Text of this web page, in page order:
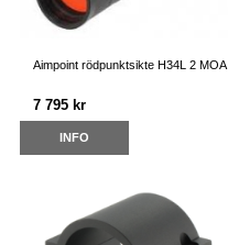
Aimpoint rödpunktsikte H34L 2 MOA
7 795 kr
INFO